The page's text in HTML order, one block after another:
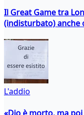
Il Great Game tra
(indisturbato) anche
L'addio
«Dio è morto, ma